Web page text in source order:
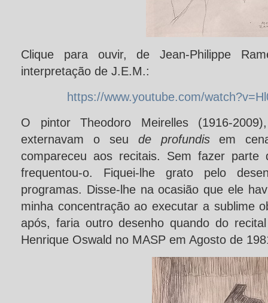
Clique para ouvir, de Jean-Philippe
interpretação de J.E.M.:
https://www.youtube.com/
O pintor Theodoro Meirelles (1916-
externavam o seu de profundisem
compareceu aos recitais. Sem fazer parte
frequentou-o. Fiquei-lhe grato pelo
programas. Disse-lhe na ocasião que ele
minha concentração ao executar a sublime
após, faria outro desenho quando do
Henrique Oswald no MASP em Agosto de